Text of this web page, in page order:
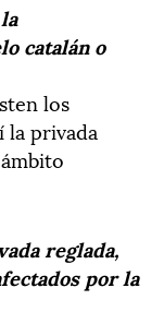
catalán o
los
la privada
reglada,
por la